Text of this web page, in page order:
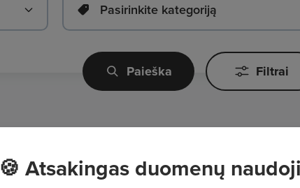
Pasirinkite kategoriją
Paieška Filtrai
🍪 Atsakingas duomenų